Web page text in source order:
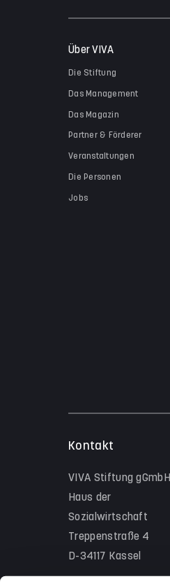
Über VIVA
Die Stiftung
Das Management
Das Magazin
Partner & Förderer
Veranstaltungen
Die Personen
Jobs
Kontakt
VIVA Stiftung gGmbH
Haus der
Sozialwirtschaft
Treppenstraße 4
D-34117 Kassel